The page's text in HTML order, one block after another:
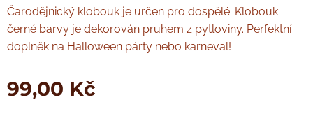
Čarodějnický klobouk je určen pro dospělé. Klobouk
černé barvy je dekorován pruhem z pytloviny. Perfektní
doplněk na Halloween párty nebo karneval!
99,00 Kč